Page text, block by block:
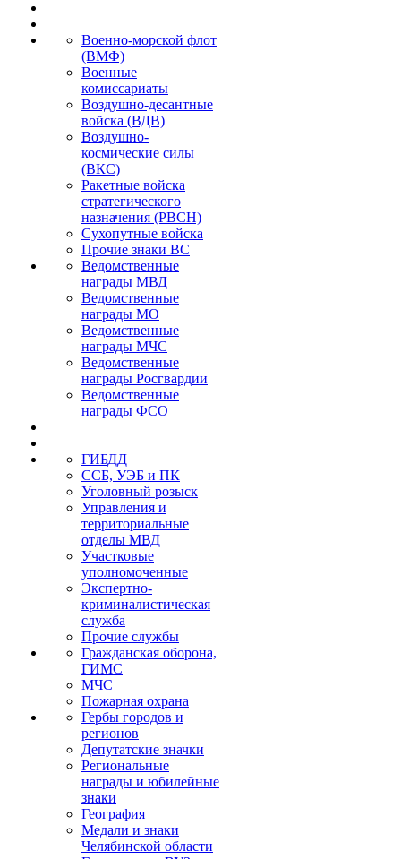
Военно-морской флот
(ВМФ)
Военные
комиссариаты
Воздушно-десантные
войска (ВДВ)
Воздушно-
космические силы
(ВКС)
Ракетные войска
стратегического
назначения (РВСН)
Сухопутные войска
Прочие знаки ВС
Ведомственные
награды МВД
Ведомственные
награды МО
Ведомственные
награды МЧС
Ведомственные
награды Росгвардии
Ведомственные
награды ФСО
ГИБДД
ССБ, УЭБ и ПК
Уголовный розыск
Управления и
территориальные
отделы МВД
Участковые
уполномоченные
Экспертно-
криминалистическая
служба
Прочие службы
Гражданская оборона,
ГИМС
МЧС
Пожарная охрана
Гербы городов и
регионов
Депутатские значки
Региональные
награды и юбилейные
знаки
География
Медали и знаки
Челябинской области